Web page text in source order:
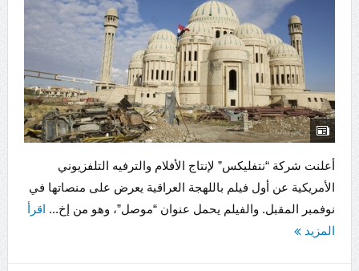
أعلنت شركة “نتفليكس” لإنتاج الأفلام والترفيه التلفزيوني
الأمريكية عن أول فيلم باللهجة العراقية يعرض على منصاتها في
نوفمبر المقبل. والفيلم يحمل عنوان “موصل”، وهو من إخ... اقرأ
المزيد